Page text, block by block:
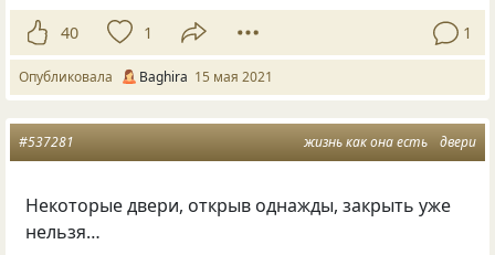
40 1 1
Опубликовала Baghira 15 мая 2021
жизнь как она есть двери
#537281
Некоторые двери, открыв однажды, закрыть уже
нельзя…